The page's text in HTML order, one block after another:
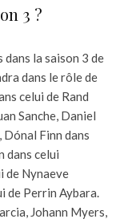
3 ?
la saison 3 de
dans le rôle de
celui de Rand
Sanche, Daniel
Dónal Finn dans
dans celui
de Nynaeve
de Perrin Aybara.
Johann Myers,